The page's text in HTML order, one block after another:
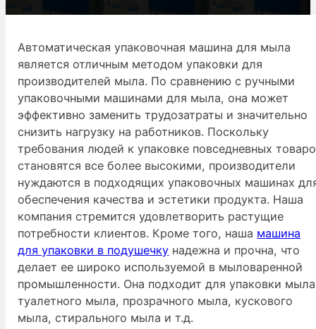
Автоматическая упаковочная машина для мыла
является отличным методом упаковки для
производителей мыла. По сравнению с ручными
упаковочными машинами для мыла, она может
эффективно заменить трудозатраты и значительно
снизить нагрузку на работников. Поскольку
требования людей к упаковке повседневных
становятся все более высокими, производители
нуждаются в подходящих упаковочных машинах
обеспечения качества и эстетики продукта. Наша
компания стремится удовлетворить растущие
потребности клиентов. Кроме того, наша машина
для упаковки в подушечку надежна и прочна, что
делает ее широко используемой в мыловаренной
промышленности. Она подходит для упаковки
туалетного мыла, прозрачного мыла, кускового
мыла, стирального мыла и т.д.